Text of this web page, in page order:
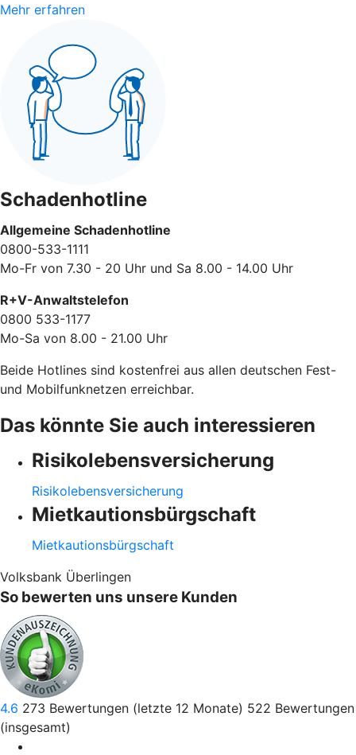
Mehr erfahren
Schadenhotline
Allgemeine Schadenhotline
0800-533-1111
Mo-Fr von 7.30 - 20 Uhr und Sa 8.00 - 14.00 Uhr
R+V-Anwaltstelefon
0800 533-1177
Mo-Sa von 8.00 - 21.00 Uhr
Beide Hotlines sind kostenfrei aus allen deutschen Fest-
und Mobilfunknetzen erreichbar.
Das könnte Sie auch interessieren
Risikolebensversicherung
Risikolebensversicherung
Mietkautionsbürgschaft
Mietkautionsbürgschaft
Volksbank Überlingen
So bewerten uns unsere Kunden
4.6 273 Bewertungen (letzte 12 Monate) 522 Bewertungen
(insgesamt)